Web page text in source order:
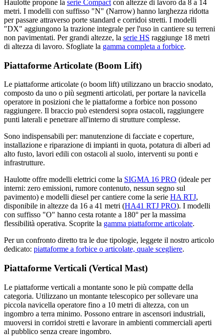
Haulotte propone la serie Compact con altezze di lavoro da 8 a 14
metri. I modelli con suffisso "N" (Narrow) hanno larghezza ridotta
per passare attraverso porte standard e corridoi stretti. I modelli
"DX" aggiungono la trazione integrale per l'uso in cantiere su terreni
non pavimentati. Per grandi altezze, la serie HS raggiunge 18 metri
di altezza di lavoro. Sfogliate la gamma completa a forbice.
Piattaforme Articolate (Boom Lift)
Le piattaforme articolate (o boom lift) utilizzano un braccio snodato,
composto da uno o più segmenti articolati, per portare la navicella
operatore in posizioni che le piattaforme a forbice non possono
raggiungere. Il braccio può estendersi sopra ostacoli, raggiungere
punti laterali e penetrare all'interno di strutture complesse.
Sono indispensabili per: manutenzione di facciate e coperture,
installazione e riparazione di impianti in quota, potatura di alberi ad
alto fusto, lavori edili con ostacoli al suolo, interventi su ponti e
infrastrutture.
Haulotte offre modelli elettrici come la SIGMA 16 PRO (ideale per
interni: zero emissioni, rumore contenuto, nessun segno sul
pavimento) e modelli diesel per cantiere come la serie HA RTJ,
disponibile in altezze da 16 a 41 metri (HA41 RTJ PRO). I modelli
con suffisso "O" hanno cesta rotante a 180° per la massima
flessibilità operativa. Scoprite la gamma piattaforme articolate.
Per un confronto diretto tra le due tipologie, leggete il nostro articolo
dedicato: piattaforme a forbice o articolate, quale scegliere.
Piattaforme Verticali (Vertical Mast)
Le piattaforme verticali a montante sono le più compatte della
categoria. Utilizzano un montante telescopico per sollevare una
piccola navicella operatore fino a 10 metri di altezza, con un
ingombro a terra minimo. Possono entrare in ascensori industriali,
muoversi in corridoi stretti e lavorare in ambienti commerciali aperti
al pubblico senza creare ingombro.